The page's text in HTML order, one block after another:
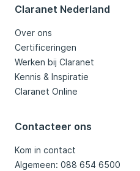
Claranet Nederland
Over ons
Certificeringen
Werken bij Claranet
Kennis & Inspiratie
Claranet Online
Contacteer ons
Kom in contact
Algemeen: 088 654 6500